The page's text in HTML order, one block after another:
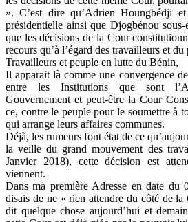
». C’est dire qu’Adrien Houngbédji
présidentielle ainsi que Djogbénou
que les décisions de la Cour
recours qu’à l’égard des travailleurs et du
Travailleurs et peuple en lutte du Bénin,
Il apparait là comme une convergence
entre les Institutions que sont
Gouvernement et peut-être la Cour
ce, contre le peuple pour le soumettre à
qui arrange leurs affaires communes.
Déjà, les rumeurs font état de ce
la veille du grand mouvement des
Janvier 2018), cette décision est
viennent.
Dans ma première Adresse en date du
disais de ne « rien attendre du côté de
dit quelque chose aujourd’hui et